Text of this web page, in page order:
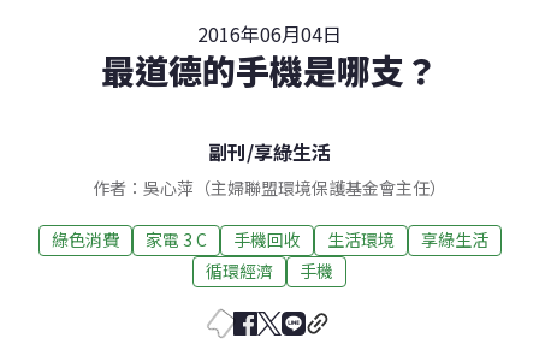
2016年06月04日
最道德的手機是哪支？
副刊/享綠生活
作者：吳心萍（主婦聯盟環境保護基金會主任）
綠色消費 家電 3 C 手機回收 生活環境
享綠生活
循環經濟
手機